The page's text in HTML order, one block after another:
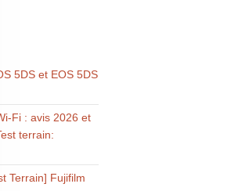
5DS et EOS 5DS
Fi : avis 2026 et
terrain:
Terrain] Fujifilm